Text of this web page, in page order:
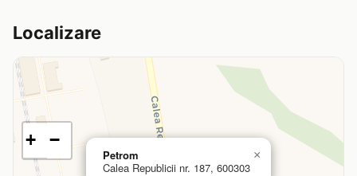
Localizare
Petrom
Calea Republicii nr. 187, 600303
×
+ −